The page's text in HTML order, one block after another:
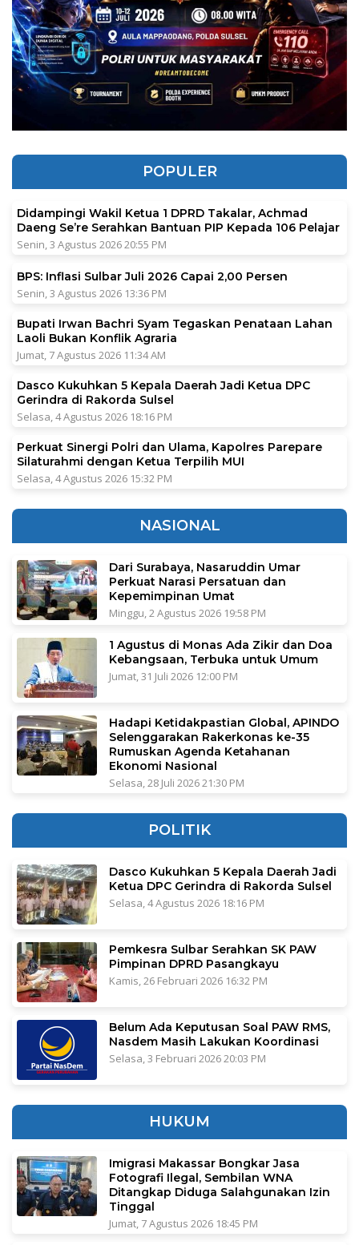
POPULER
Didampingi Wakil Ketua 1 DPRD Takalar, Achmad
Daeng Se’re Serahkan Bantuan PIP Kepada 106 Pelajar
Senin, 3 Agustus 2026 20:55 PM
BPS: Inflasi Sulbar Juli 2026 Capai 2,00 Persen
Senin, 3 Agustus 2026 13:36 PM
Bupati Irwan Bachri Syam Tegaskan Penataan Lahan
Laoli Bukan Konflik Agraria
Jumat, 7 Agustus 2026 11:34 AM
Dasco Kukuhkan 5 Kepala Daerah Jadi Ketua DPC
Gerindra di Rakorda Sulsel
Selasa, 4 Agustus 2026 18:16 PM
Perkuat Sinergi Polri dan Ulama, Kapolres Parepare
Silaturahmi dengan Ketua Terpilih MUI
Selasa, 4 Agustus 2026 15:32 PM
NASIONAL
Dari Surabaya, Nasaruddin Umar
Perkuat Narasi Persatuan dan
Kepemimpinan Umat
Minggu, 2 Agustus 2026 19:58 PM
1 Agustus di Monas Ada Zikir dan Doa
Kebangsaan, Terbuka untuk Umum
Jumat, 31 Juli 2026 12:00 PM
Hadapi Ketidakpastian Global, APINDO
Selenggarakan Rakerkonas ke-35
Rumuskan Agenda Ketahanan
Ekonomi Nasional
Selasa, 28 Juli 2026 21:30 PM
POLITIK
Dasco Kukuhkan 5 Kepala Daerah Jadi
Ketua DPC Gerindra di Rakorda Sulsel
Selasa, 4 Agustus 2026 18:16 PM
Pemkesra Sulbar Serahkan SK PAW
Pimpinan DPRD Pasangkayu
Kamis, 26 Februari 2026 16:32 PM
Belum Ada Keputusan Soal PAW RMS,
Nasdem Masih Lakukan Koordinasi
Selasa, 3 Februari 2026 20:03 PM
HUKUM
Imigrasi Makassar Bongkar Jasa
Fotografi Ilegal, Sembilan WNA
Ditangkap Diduga Salahgunakan Izin
Tinggal
Jumat, 7 Agustus 2026 18:45 PM